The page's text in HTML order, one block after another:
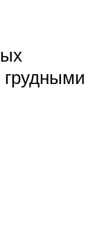
грудными